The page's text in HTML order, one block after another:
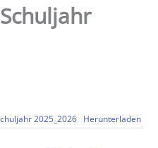
2025_2026 Herunterladen